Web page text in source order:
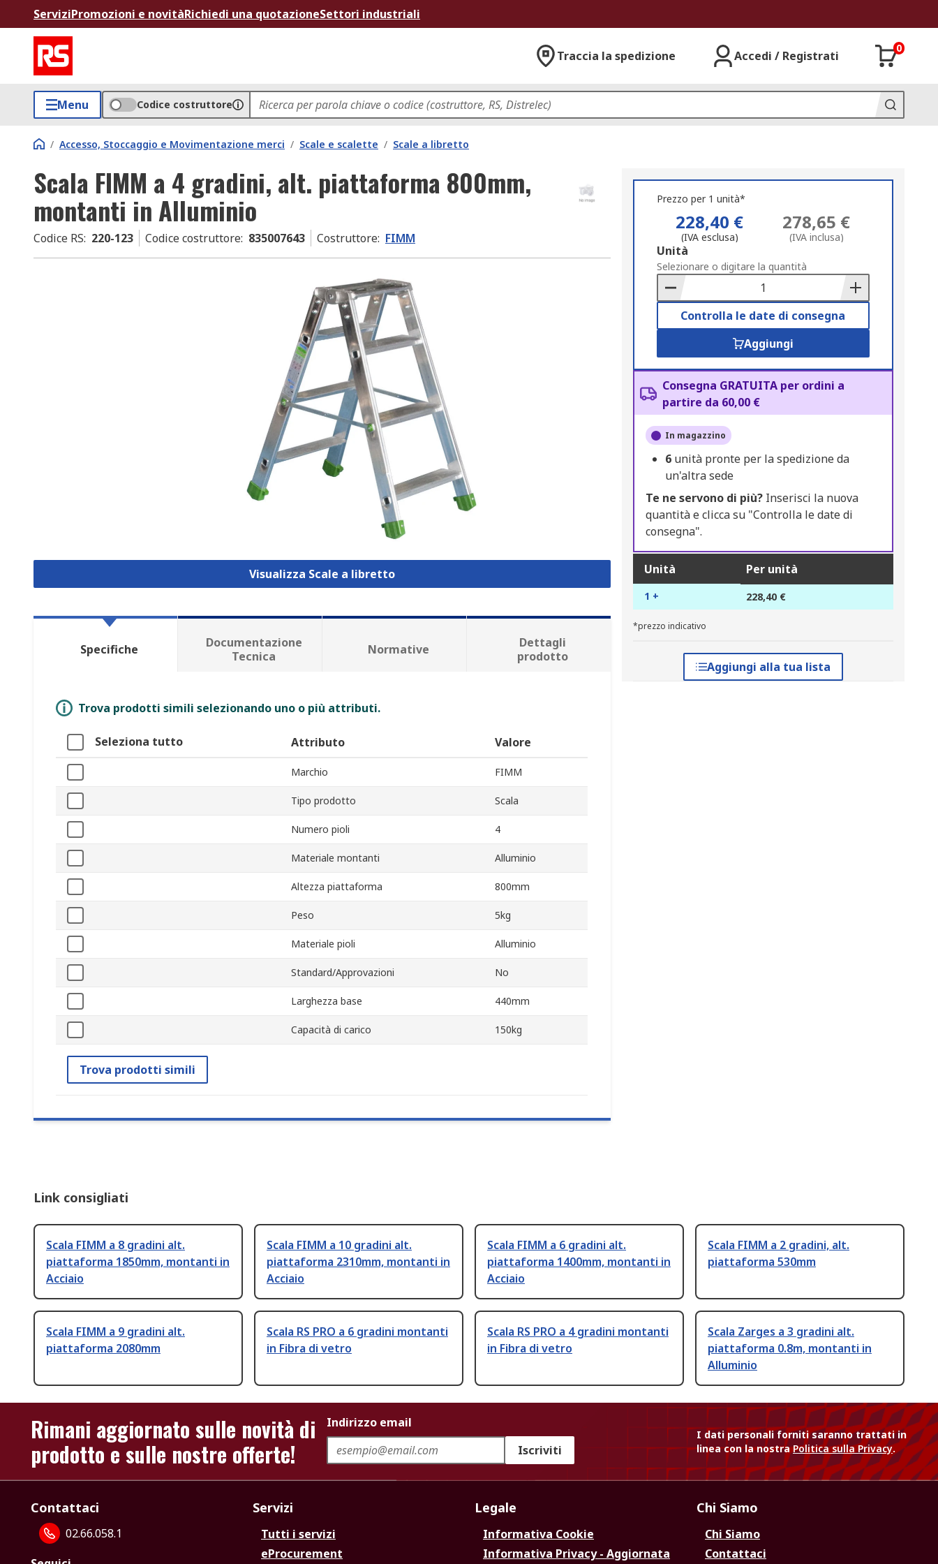
ServiziPromozioni e novitàRichiedi una quotazioneSettori industriali
Traccia la spedizione Accedi / Registrati
0
Menu Codice costruttore
/ Accesso, Stoccaggio e Movimentazione merci / Scale e scalette / Scale a libretto
Scala FIMM a 4 gradini, alt. piattaforma 800mm,
montanti in Alluminio
Codice RS: 220-123 Codice costruttore: 835007643 Costruttore: FIMM
Visualizza Scale a libretto
Prezzo per 1 unità*
228,40 €
(IVA esclusa)
278,65 €
(IVA inclusa)
Add
to
Basket
Unità
Selezionare o digitare la quantità
Controlla le date di consegna
Aggiungi
Consegna GRATUITA per ordini a
partire da 60,00 €
In magazzino
6 unità pronte per la spedizione da
un'altra sede
Te ne servono di più?Inserisci la nuova
quantità e clicca su "Controlla le date di
consegna".
Unità Per unità
1 + 228,40 €
*prezzo indicativo
Aggiungi alla tua lista
Specifiche
Documentazione
Tecnica
Normative
Dettagli
prodotto
Trova prodotti simili selezionando uno o più attributi.
Seleziona tutto Attributo Valore
Marchio FIMM
Tipo prodotto Scala
Numero pioli 4
Materiale montanti Alluminio
Altezza piattaforma 800mm
Peso 5kg
Materiale pioli Alluminio
Standard/Approvazioni No
Larghezza base 440mm
Capacità di carico 150kg
Trova prodotti simili
Link consigliati
Scala FIMM a 8 gradini alt.
piattaforma 1850mm, montanti in
Acciaio
Scala FIMM a 10 gradini alt.
piattaforma 2310mm, montanti in
Acciaio
Scala FIMM a 6 gradini alt.
piattaforma 1400mm, montanti in
Acciaio
Scala FIMM a 2 gradini, alt.
piattaforma 530mm
Scala FIMM a 9 gradini alt.
piattaforma 2080mm
Scala RS PRO a 6 gradini montanti
in Fibra di vetro
Scala RS PRO a 4 gradini montanti
in Fibra di vetro
Scala Zarges a 3 gradini alt.
piattaforma 0.8m, montanti in
Alluminio
Rimani aggiornato sulle novità di
prodotto e sulle nostre offerte!
Indirizzo email
Iscriviti
I dati personali forniti saranno trattati in
linea con la nostraPolitica sulla Privacy.
Contattaci
02.66.058.1
Servizi
Tutti i servizi
eProcurement
Legale
Informativa Cookie
Informativa Privacy - Aggiornata
Chi Siamo
Chi Siamo
Contattaci